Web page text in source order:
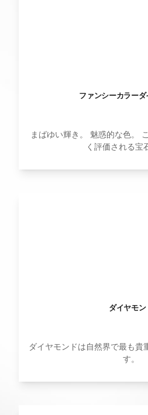
ファンシーカラー
まばゆい輝き。 魅惑的な色。
く評価される宝
ダイヤモン
ダイヤモンドは自然界で最も貴
す。